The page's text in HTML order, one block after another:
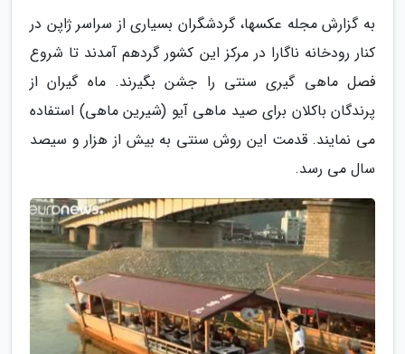
به گزارش مجله عکسها، گردشگران بسیاری از سراسر ژاپن در
کنار رودخانه ناگارا در مرکز این کشور گردهم آمدند تا شروع
فصل ماهی گیری سنتی را جشن بگیرند. ماه گیران از
پرندگان باکلان برای صید ماهی آیو (شیرین ماهی) استفاده
می نمایند. قدمت این روش سنتی به بیش از هزار و سیصد
سال می رسد.